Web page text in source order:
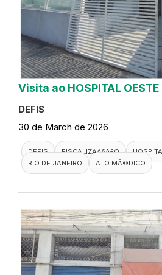
Visita ao HOSPITAL OESTE
DEFIS
30 de March de 2026
DEFIS FISCALIZAÃ§Ã£O
RIO DE JANEIRO
ATO MÃ©DICO